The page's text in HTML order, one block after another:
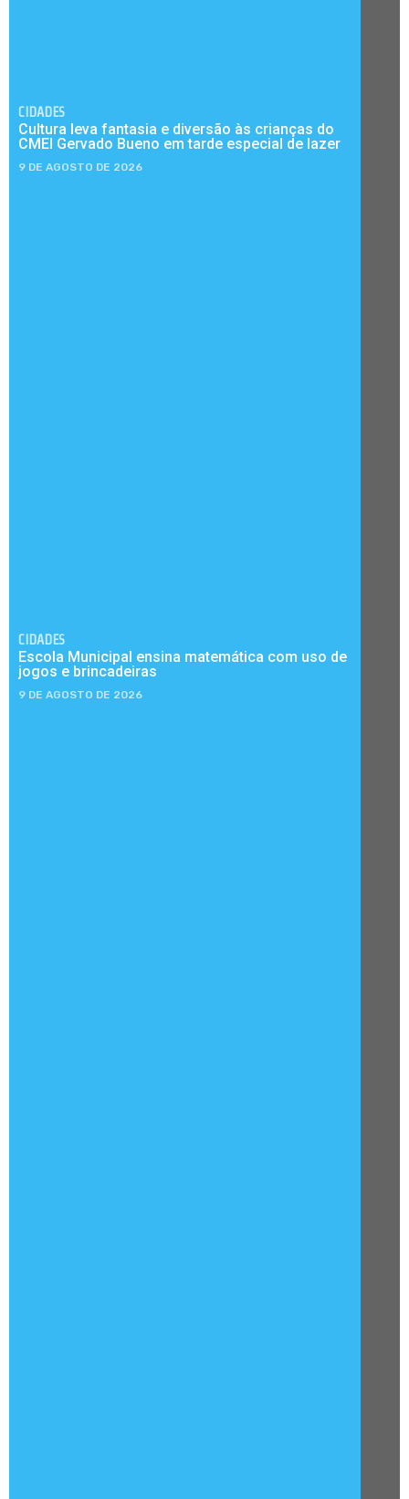
CIDADES
Cultura leva fantasia e diversão às crianças do
CMEI Gervado Bueno em tarde especial de lazer
9 DE AGOSTO DE 2026
CIDADES
Escola Municipal ensina matemática com uso de
jogos e brincadeiras
9 DE AGOSTO DE 2026